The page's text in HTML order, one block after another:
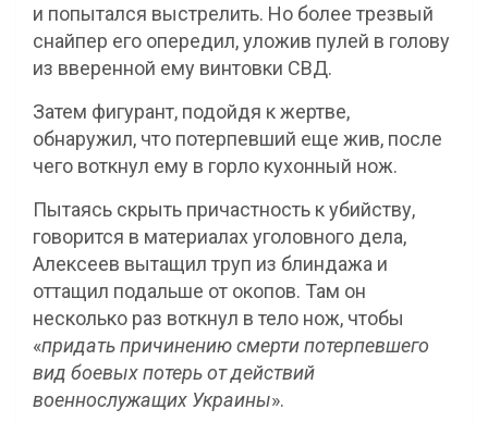
и попытался выстрелить. Но более трезвый
снайпер его опередил, уложив пулей в голову
из вверенной ему винтовки СВД.
Затем фигурант, подойдя к жертве,
обнаружил, что потерпевший еще жив, после
чего воткнул ему в горло кухонный нож.
Пытаясь скрыть причастность к убийству,
говорится в материалах уголовного дела,
Алексеев вытащил труп из блиндажа и
оттащил подальше от окопов. Там он
несколько раз воткнул в тело нож, чтобы
«придать причинению смерти потерпевшего
вид боевых потерь от действий
военнослужащих Украины».